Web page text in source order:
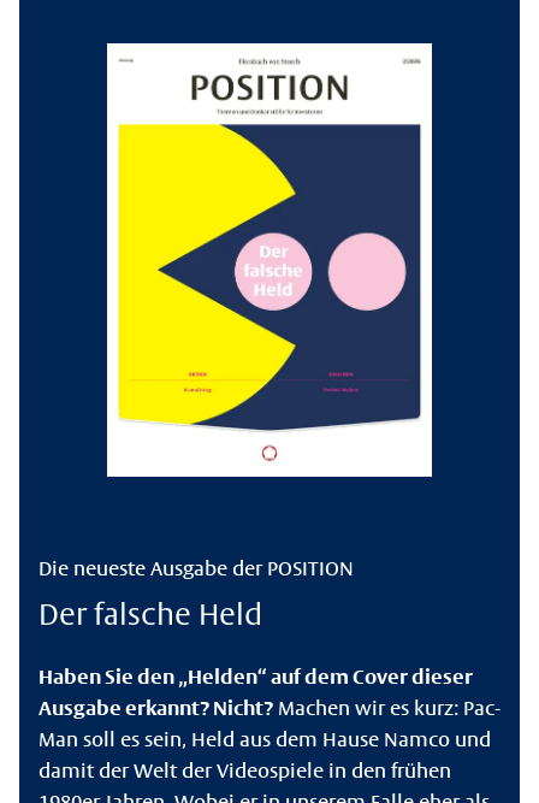
Die neueste Ausgabe der POSITION
Der falsche Held
Haben Sie den „Helden“ auf dem Cover dieser
Ausgabe erkannt? Nicht? Machen wir es kurz: Pac-
Man soll es sein, Held aus dem Hause Namco und
damit der Welt der Videospiele in den frühen